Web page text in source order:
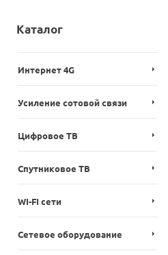
Каталог
Интернет 4G
Усиление сотовой связи
Цифровое ТВ
Спутниковое ТВ
WI-FI сети
Сетевое оборудование